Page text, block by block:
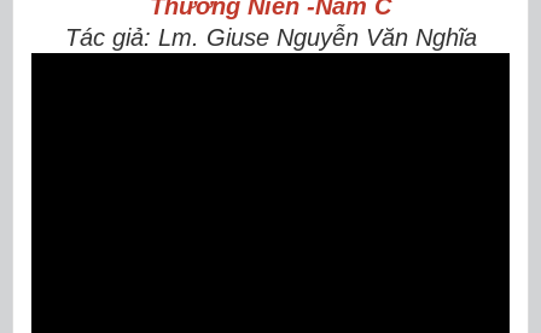
Thường Niên -Năm C
Tác giả: Lm. Giuse Nguyễn Văn Nghĩa